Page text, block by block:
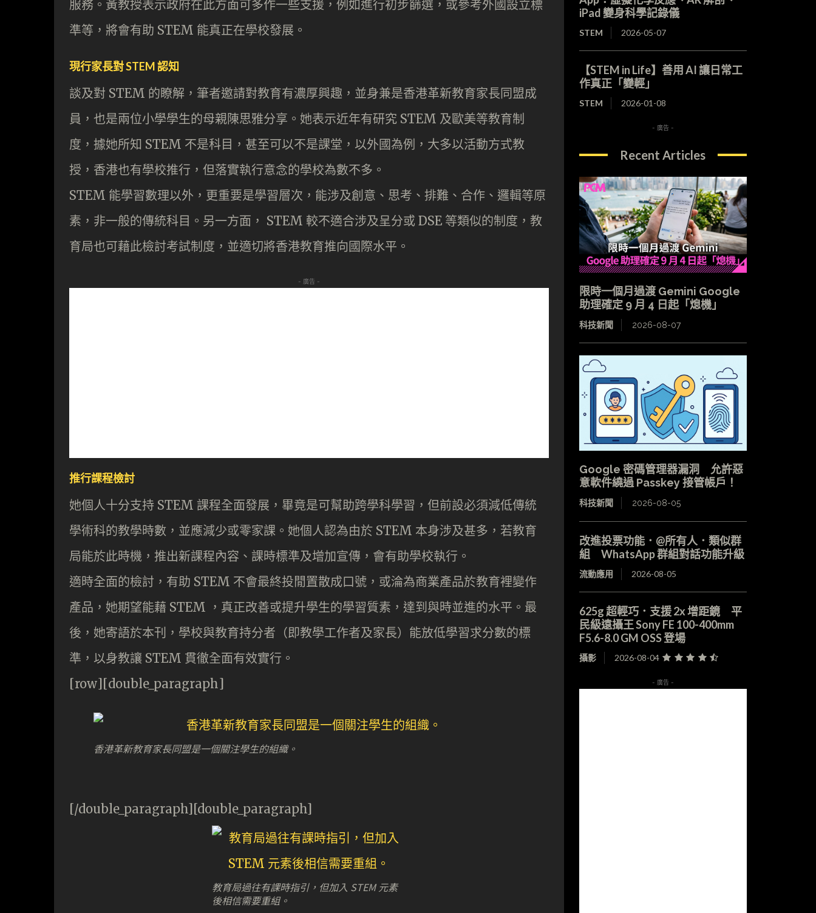
服務。黃教授表示政府在此方面可多作一些支援，例如進行初步篩選，或參考外國設立標
準等，將會有助 STEM 能真正在學校發展。
現行家長對 STEM 認知
談及對 STEM 的瞭解，筆者邀請對教育有濃厚興趣，並身兼是香港革新教育家長同盟成
員，也是兩位小學學生的母親陳思雅分享。她表示近年有研究 STEM 及歐美等教育制
度，據她所知 STEM 不是科目，甚至可以不是課堂，以外國為例，大多以活動方式教
授，香港也有學校推行，但落實執行意念的學校為數不多。
STEM 能學習數理以外，更重要是學習層次，能涉及創意、思考、排難、合作、邏輯等原
素，非一般的傳統科目。另一方面， STEM 較不適合涉及呈分或 DSE 等類似的制度，教
育局也可藉此檢討考試制度，並適切將香港教育推向國際水平。
- 廣告 -
推行課程檢討
她個人十分支持 STEM 課程全面發展，畢竟是可幫助跨學科學習，但前設必須減低傳統
學術科的教學時數，並應減少或零家課。她個人認為由於 STEM 本身涉及甚多，若教育
局能於此時機，推出新課程內容、課時標準及增加宣傳，會有助學校執行。
適時全面的檢討，有助 STEM 不會最終投閒置散成口號，或淪為商業產品於教育裡變作
產品，她期望能藉 STEM ，真正改善或提升學生的學習質素，達到與時並進的水平。最
後，她寄語於本刊，學校與教育持分者（即教學工作者及家長）能放低學習求分數的標
準，以身教讓 STEM 貫徹全面有效實行。
[row][double_paragraph]
香港革新教育家長同盟是一個關注學生的組織。
[/double_paragraph][double_paragraph]
教育局過往有課時指引，但加入 STEM 元素
後相信需要重組。
iPad 變身科學記錄儀
STEM 2026-05-07
【STEM in Life】善用 AI 讓日常工
作真正「變輕」
STEM 2026-01-08
- 廣告 -
Recent Articles
限時一個月過渡 Gemini Google
助理確定 9 月 4 日起「熄機」
科技新聞 2026-08-07
Google 密碼管理器漏洞 允許惡
意軟件繞過 Passkey 接管帳戶！
科技新聞 2026-08-05
改進投票功能．@所有人．類似群
組 WhatsApp 群組對話功能升級
流動應用 2026-08-05
625g 超輕巧．支援 2x 增距鏡 平
民級遠攝王 Sony FE 100-400mm
F5.6-8.0 GM OSS 登場
攝影 2026-08-04
- 廣告 -